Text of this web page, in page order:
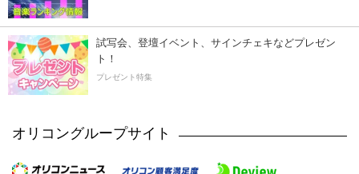
試写会、登壇イベント、サインチェキなどプレゼン
ト！
プレゼント特集
オリコングループサイト